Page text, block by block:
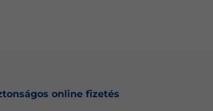
online fizetés